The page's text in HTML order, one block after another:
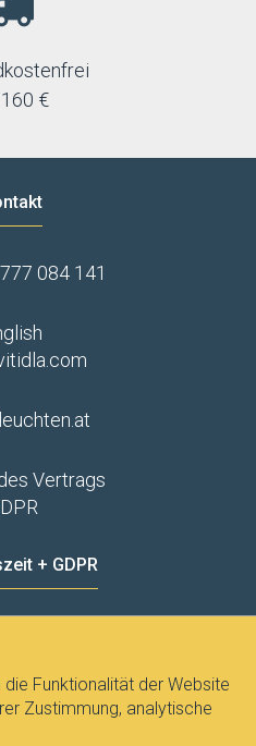
€
084 141
Vertrags
+ GDPR
Funktionalität der Website
Zustimmung, analytische